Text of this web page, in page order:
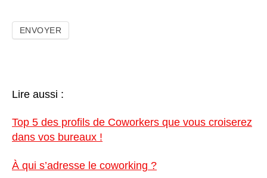
Lire aussi :
Top 5 des profils de Coworkers que vous croiserez
dans vos bureaux !
À qui s’adresse le coworking ?